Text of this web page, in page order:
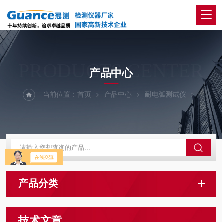
PRODUCTS CENTER
产品中心
当前位置： 首页 产品中心 耐电弧测试仪
产品分类